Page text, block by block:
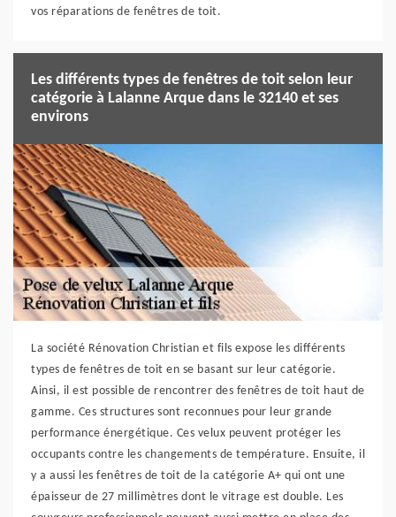
vos réparations de fenêtres de toit.
Les différents types de fenêtres de toit selon leur
catégorie à Lalanne Arque dans le 32140 et ses
environs
La société Rénovation Christian et fils expose les différents
types de fenêtres de toit en se basant sur leur catégorie.
Ainsi, il est possible de rencontrer des fenêtres de toit haut de
gamme. Ces structures sont reconnues pour leur grande
performance énergétique. Ces velux peuvent protéger les
occupants contre les changements de température. Ensuite, il
y a aussi les fenêtres de toit de la catégorie A+ qui ont une
épaisseur de 27 millimètres dont le vitrage est double. Les